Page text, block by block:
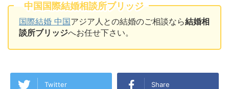
中国国際結婚相談所ブリッジ
国際結婚 中国アジア人との結婚のご相談なら結婚相
談所ブリッジへお任せ下さい。
Twitter Share